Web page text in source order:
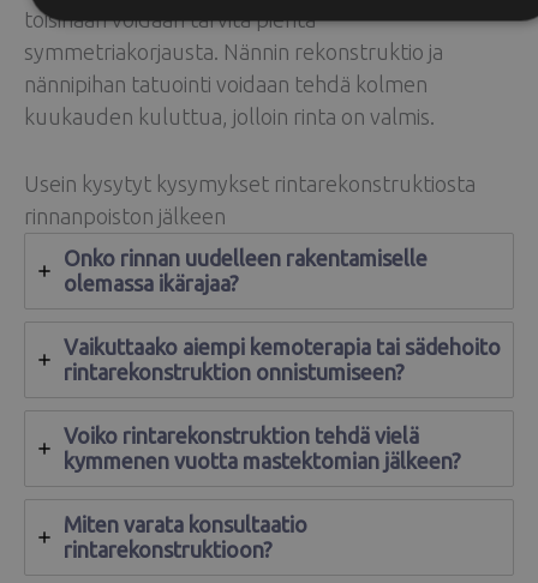
toisinaan voidaan tarvita pientä
symmetriakorjausta. Nännin rekonstruktio ja
nännipihan tatuointi voidaan tehdä kolmen
kuukauden kuluttua, jolloin rinta on valmis.
Usein kysytyt kysymykset rintarekonstruktiosta
rinnanpoiston jälkeen
Onko rinnan uudelleen rakentamiselle
olemassa ikärajaa?
Vaikuttaako aiempi kemoterapia tai sädehoito
rintarekonstruktion onnistumiseen?
Voiko rintarekonstruktion tehdä vielä
kymmenen vuotta mastektomian jälkeen?
Miten varata konsultaatio
rintarekonstruktioon?